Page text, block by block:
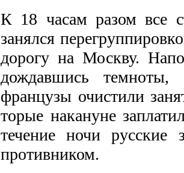
К 18 часам разом все
занялся
дорогу на Москву.
дож­давшись
французы очистили
торые накануне
течение ночи рус­ские
противником.